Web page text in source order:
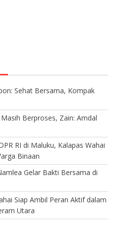
Sehat Bersama, Kompak
Berproses, Zain: Amdal
RI di Maluku, Kalapas Wahai
Binaan
Gelar Bakti Bersama di
Siap Ambil Peran Aktif dalam
Utara